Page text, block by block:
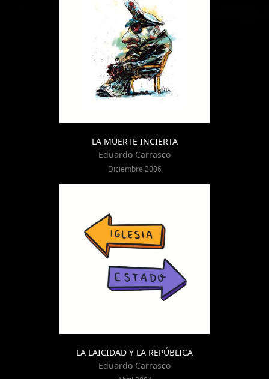
LA MUERTE INCIERTA
Eduardo Carrasco
Diciembre 2006
LA LAICIDAD Y LA REPÚBLICA
Eduardo Carrasco